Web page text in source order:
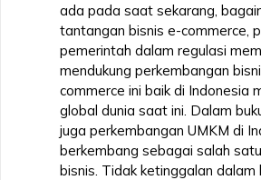
ada pada saat sekarang,
tantangan bisnis e-commerce,
pemerintah dalam regulasi
mendukung perkembangan
commerce ini baik di Indonesia
global dunia saat ini. Dalam
juga perkembangan UMKM di
berkembang sebagai salah
bisnis. Tidak ketinggalan dalam